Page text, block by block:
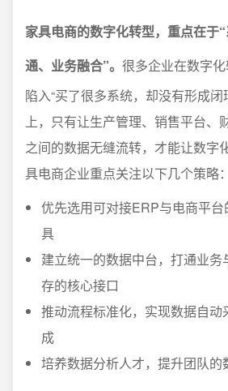
家具电商的数字化转型，重点在于
通、业务融合”。 很多企业在数字
陷入“买了很多系统，却没有形成闭
上，只有让生产管理、销售平台、
之间的数据无缝流转，才能让数字
具电商企业重点关注以下几个策略：
优先选用可对接ERP与电商平
具
建立统一的数据中台，打通业
存的核心接口
推动流程标准化，实现数据自动
成
培养数据分析人才，提升团队的